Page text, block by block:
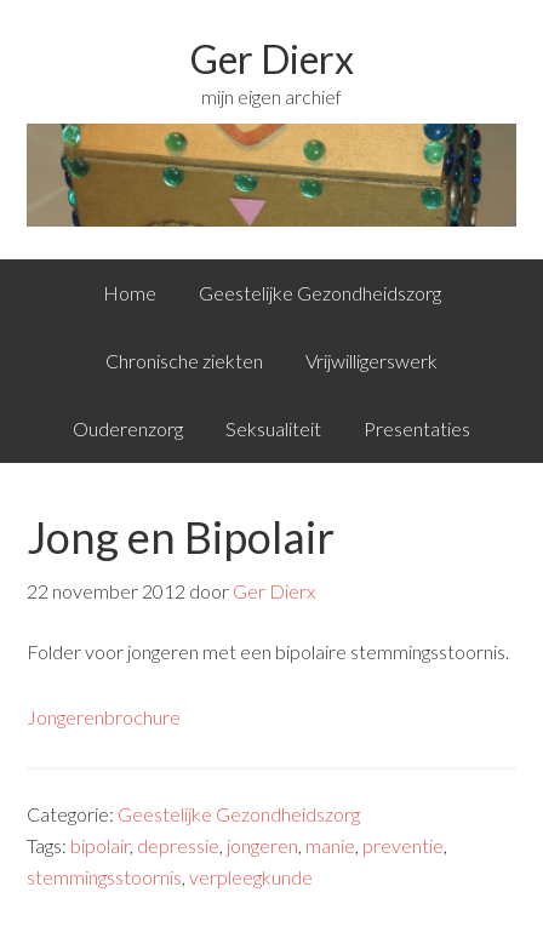
Ger Dierx
mijn eigen archief
Home Geestelijke Gezondheidszorg
Chronische ziekten Vrijwilligerswerk
Ouderenzorg Seksualiteit Presentaties
Jong en Bipolair
22 november 2012 door Ger Dierx
Folder voor jongeren met een bipolaire stemmingsstoornis.
Jongerenbrochure
Categorie: Geestelijke Gezondheidszorg
Tags: bipolair, depressie, jongeren, manie, preventie,
stemmingsstoornis,verpleegkunde